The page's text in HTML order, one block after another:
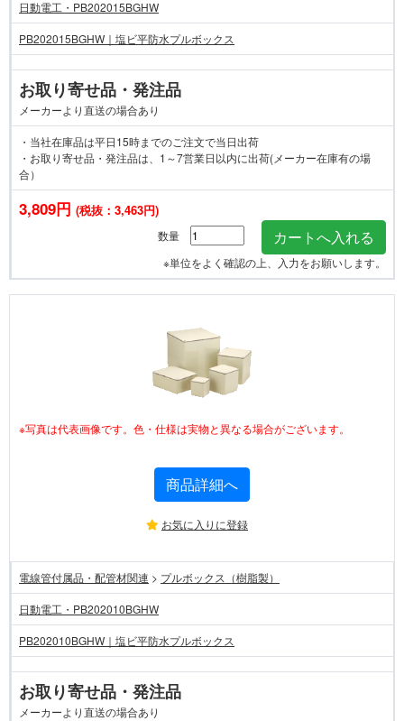
日動電工・PB202015BGHW
PB202015BGHW｜塩ビ平防水プルボックス
お取り寄せ品・発注品
メーカーより直送の場合あり
・当社在庫品は平日15時までのご注文で当日出荷
・お取り寄せ品・発注品は、1～7営業日以内に出荷(メーカー在庫有の場
合）
3,809円 (税抜：3,463円)
数量
※単位をよく確認の上、入力をお願いします。
※写真は代表画像です。色・仕様は実物と異なる場合がございます。
商品詳細へ
お気に入りに登録
電線管付属品・配管材関連 > プルボックス（樹脂製）
日動電工・PB202010BGHW
PB202010BGHW｜塩ビ平防水プルボックス
お取り寄せ品・発注品
メーカーより直送の場合あり